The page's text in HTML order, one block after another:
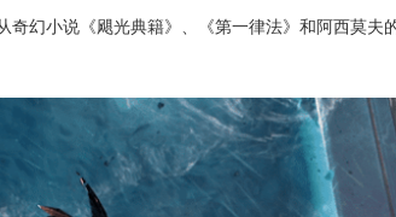
奇幻小说《飓光典籍》、《第一律法》和阿西莫夫